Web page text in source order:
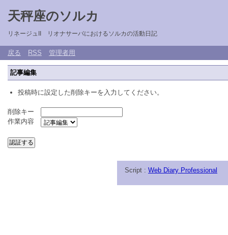
天秤座のソルカ
リネージュII リオナサーバにおけるソルカの活動日記
戻る RSS 管理者用
記事編集
投稿時に設定した削除キーを入力してください。
削除キー
作業内容
Script : Web Diary Professional